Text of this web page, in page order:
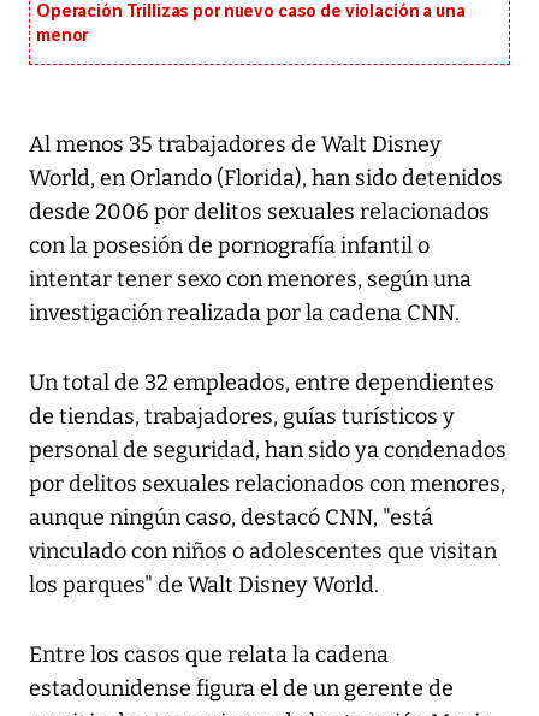
Operación Trillizas por nuevo caso de violación a una
menor
Al menos 35 trabajadores de Walt Disney
World, en Orlando (Florida), han sido detenidos
desde 2006 por delitos sexuales relacionados
con la posesión de pornografía infantil o
intentar tener sexo con menores, según una
investigación realizada por la cadena CNN.
Un total de 32 empleados, entre dependientes
de tiendas, trabajadores, guías turísticos y
personal de seguridad, han sido ya condenados
por delitos sexuales relacionados con menores,
aunque ningún caso, destacó CNN, "está
vinculado con niños o adolescentes que visitan
los parques" de Walt Disney World.
Entre los casos que relata la cadena
estadounidense figura el de un gerente de